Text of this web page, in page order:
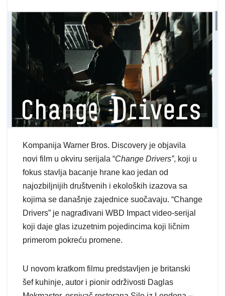
Kompanija Warner Bros. Discovery je objavila
novi film u okviru serijala “Change Drivers”, koji u
fokus stavlja bacanje hrane kao jedan od
najozbiljnijih društvenih i ekoloških izazova sa
kojima se današnje zajednice suočavaju. “Change
Drivers” je nagrađivani WBD Impact video-serijal
koji daje glas izuzetnim pojedincima koji ličnim
primerom pokreću promene.
U novom kratkom filmu predstavljen je britanski
šef kuhinje, autor i pionir održivosti Daglas